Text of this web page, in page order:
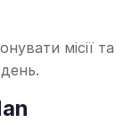
місії та